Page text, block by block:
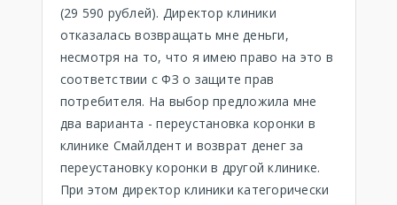
(29 590 рублей). Директор клиники
отказалась возвращать мне деньги,
несмотря на то, что я имею право на это в
соответствии с ФЗ о защите прав
потребителя. На выбор предложила мне
два варианта - переустановка коронки в
клинике Смайлдент и возврат денег за
переустановку коронки в другой клинике.
При этом директор клиники категорически